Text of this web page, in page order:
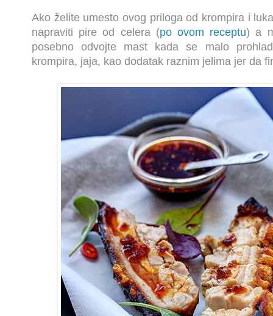
Ako želite umesto ovog priloga od krompira i
napraviti pire od celera (po ovom receptu) a
posebno odvojte mast kada se malo
krompira, jaja, kao dodatak raznim jelima jer da